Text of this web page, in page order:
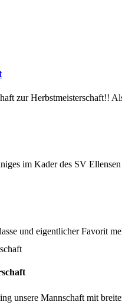
zur Herbstmeisterschaft!!
im Kader des SV
und eigentlicher Favorit
unsere Mannschaft mit